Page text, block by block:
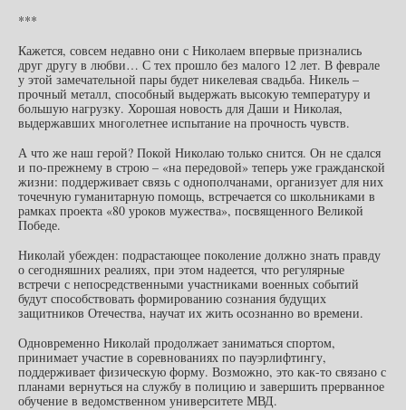
***
Кажется, совсем недавно они с Николаем впервые признались
друг другу в любви… С тех прошло без малого 12 лет. В феврале
у этой замечательной пары будет никелевая свадьба. Никель –
прочный металл, способный выдержать высокую температуру и
большую нагрузку. Хорошая новость для Даши и Николая,
выдержавших многолетнее испытание на прочность чувств.
А что же наш герой? Покой Николаю только снится. Он не сдался
и по-прежнему в строю – «на передовой» теперь уже гражданской
жизни: поддерживает связь с однополчанами, организует для них
точечную гуманитарную помощь, встречается со школьниками в
рамках проекта «80 уроков мужества», посвященного Великой
Победе.
Николай убежден: подрастающее поколение должно знать правду
о сегодняшних реалиях, при этом надеется, что регулярные
встречи с непосредственными участниками военных событий
будут способствовать формированию сознания будущих
защитников Отечества, научат их жить осознанно во времени.
Одновременно Николай продолжает заниматься спортом,
принимает участие в соревнованиях по пауэрлифтингу,
поддерживает физическую форму. Возможно, это как-то связано с
планами вернуться на службу в полицию и завершить прерванное
обучение в ведомственном университете МВД.